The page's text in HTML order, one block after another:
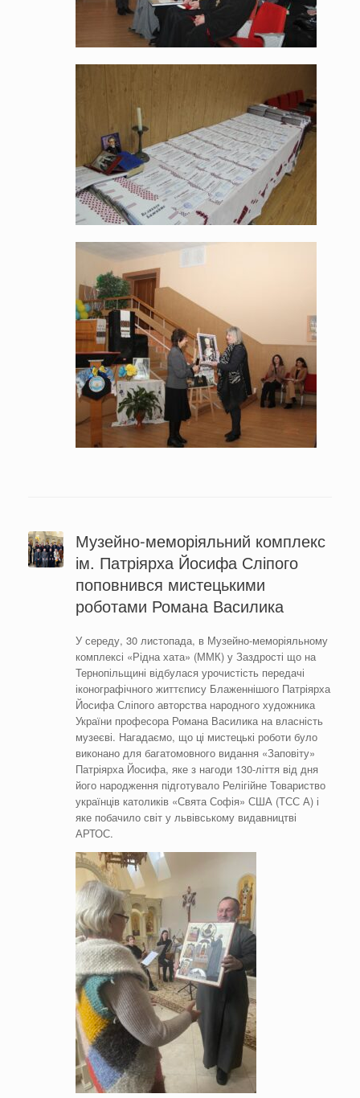
Музейно-меморіяльний комплекс
ім. Патріярха Йосифа Сліпого
поповнився мистецькими
роботами Романа Василика
У середу, 30 листопада, в Музейно-меморіяльному
комплексі «Рідна хата» (ММК) у Заздрості що на
Тернопільщині відбулася урочистість передачі
іконографічного життєпису Блаженнішого Патріярха
Йосифа Сліпого авторства народного художника
України професора Романа Василика на власність
музеєві. Нагадаємо, що ці мистецькі роботи було
виконано для багатомовного видання «Заповіту»
Патріярха Йосифа, яке з нагоди 130-ліття від дня
його народження підготувало Релігійне Товариство
українців католиків «Свята Софія» США (ТСС А) і
яке побачило світ у львівському видавництві
АРТОС.